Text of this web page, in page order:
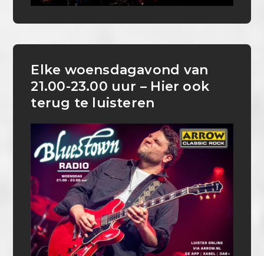
Elke woensdagavond van
21.00-23.00 uur – Hier ook
terug te luisteren